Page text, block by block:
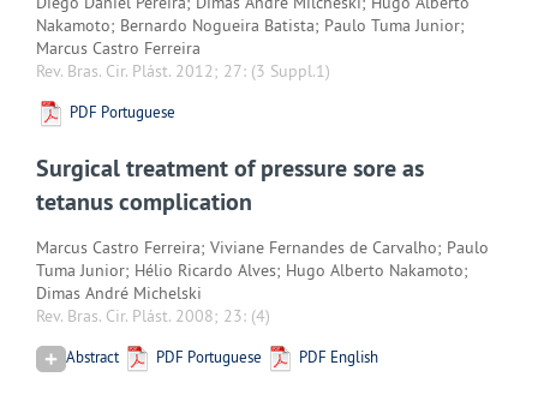
Nakamoto; Bernardo Nogueira Batista; Paulo Tuma Junior;
Marcus Castro Ferreira
Rev. Bras. Cir. Plást. 2012; 27: (3 Suppl.1)
PDF Portuguese
Surgical treatment of pressure sore as
tetanus complication
Marcus Castro Ferreira; Viviane Fernandes de Carvalho; Paulo
Tuma Junior; Hélio Ricardo Alves; Hugo Alberto Nakamoto;
Dimas André Michelski
Rev. Bras. Cir. Plást. 2008; 23: (4)
Abstract PDF Portuguese PDF English